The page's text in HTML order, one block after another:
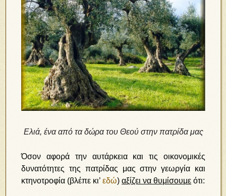
Ελιά, ένα από τα δώρα του Θεού στην πατρίδα μας
Όσον αφορά την αυτάρκεια και τις οικονομικές
δυνατότητες της πατρίδας μας στην γεωργία και
κτηνοτροφία (βλέπε κι’εδώ)αξίζει να θυμίσουμε ότι: